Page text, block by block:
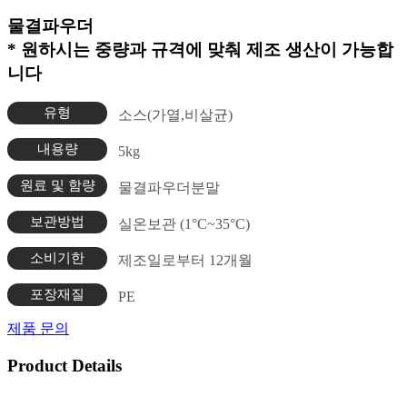
물결파우더
* 원하시는 중량과 규격에 맞춰 제조 생산이 가능합
니다
유형 소스(가열,비살균)
내용량 5kg
원료 및 함량 물결파우더분말
보관방법 실온보관 (1°C~35°C)
소비기한 제조일로부터 12개월
포장재질 PE
제품 문의
Product Details